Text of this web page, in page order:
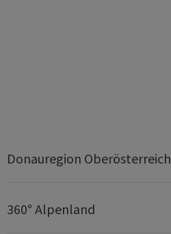
Donauregion Oberösterreich
360° Alpenland